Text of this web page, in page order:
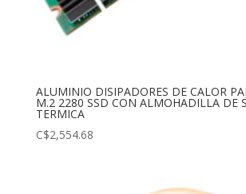
ALUMINIO DISIPADORES DE CALOR
M.2 2280 SSD CON ALMOHADILLA DE
TERMICA
C$2,554.68